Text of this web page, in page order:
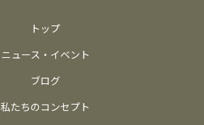
トップ
ニュース・イベント
ブログ
私たちのコンセプト